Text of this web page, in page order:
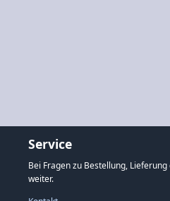
Service
Bei Fragen zu Bestellung,
weiter.